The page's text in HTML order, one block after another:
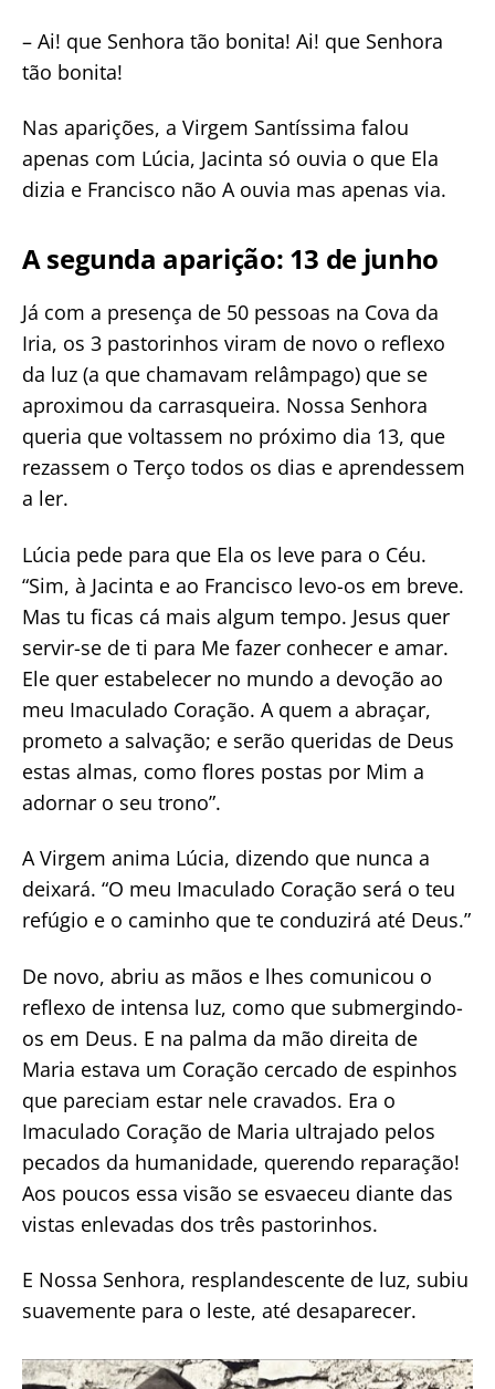
– Ai! que Senhora tão bonita! Ai! que Senhora
tão bonita!
Nas aparições, a Virgem Santíssima falou
apenas com Lúcia, Jacinta só ouvia o que Ela
dizia e Francisco não A ouvia mas apenas via.
A segunda aparição: 13 de junho
Já com a presença de 50 pessoas na Cova da
Iria, os 3 pastorinhos viram de novo o reflexo
da luz (a que chamavam relâmpago) que se
aproximou da carrasqueira. Nossa Senhora
queria que voltassem no próximo dia 13, que
rezassem o Terço todos os dias e aprendessem
a ler.
Lúcia pede para que Ela os leve para o Céu.
“Sim, à Jacinta e ao Francisco levo-os em breve.
Mas tu ficas cá mais algum tempo. Jesus quer
servir-se de ti para Me fazer conhecer e amar.
Ele quer estabelecer no mundo a devoção ao
meu Imaculado Coração. A quem a abraçar,
prometo a salvação; e serão queridas de Deus
estas almas, como flores postas por Mim a
adornar o seu trono”.
A Virgem anima Lúcia, dizendo que nunca a
deixará. “O meu Imaculado Coração será o teu
refúgio e o caminho que te conduzirá até Deus.”
De novo, abriu as mãos e lhes comunicou o
reflexo de intensa luz, como que submergindo-
os em Deus. E na palma da mão direita de
Maria estava um Coração cercado de espinhos
que pareciam estar nele cravados. Era o
Imaculado Coração de Maria ultrajado pelos
pecados da humanidade, querendo reparação!
Aos poucos essa visão se esvaeceu diante das
vistas enlevadas dos três pastorinhos.
E Nossa Senhora, resplandescente de luz, subiu
suavemente para o leste, até desaparecer.